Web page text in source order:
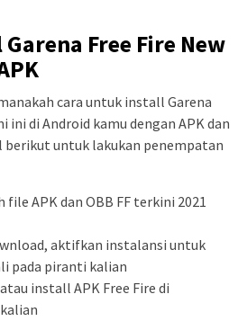
Free Fire New
cara untuk install Garena
ini di Android kamu dengan APK dan
berikut untuk lakukan penempatan
file APK dan OBB FF terkini 2021
aktifkan instalansi untuk
pada piranti kalian
install APK Free Fire di